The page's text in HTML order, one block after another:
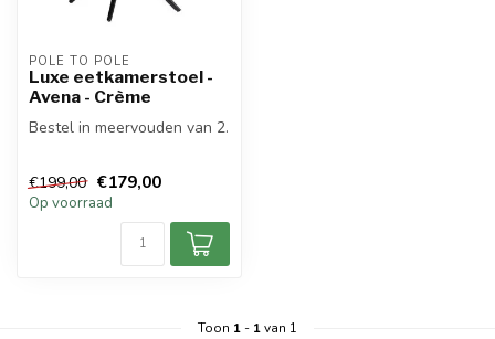
POLE TO POLE
Luxe eetkamerstoel -
Avena - Crème
Bestel in meervouden van 2.
€199,00 €179,00
Op voorraad
Toon 1- 1van 1